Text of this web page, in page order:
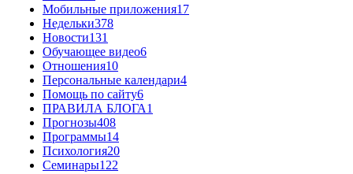
Мобильные приложения17
Недельки378
Новости131
Обучающее видео6
Отношения10
Персональные календари4
Помощь по сайту6
ПРАВИЛА БЛОГА1
Прогнозы408
Программы14
Психология20
Семинары122